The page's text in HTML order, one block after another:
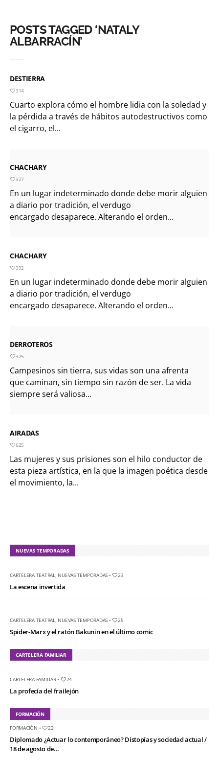
POSTS TAGGED ‘NATALY
ALBARRACÍN’
DESTIERRA
314
Cuarto explora cómo el hombre lidia con la soledad y
la pérdida a través de hábitos autodestructivos como
el cigarro, el...
CHACHARY
327
En un lugar indeterminado donde debe morir alguien
a diario por tradición, el verdugo
encargado desaparece. Alterando el orden...
CHACHARY
392
En un lugar indeterminado donde debe morir alguien
a diario por tradición, el verdugo
encargado desaparece. Alterando el orden...
DERROTEROS
325
Campesinos sin tierra, sus vidas son una afrenta
que caminan, sin tiempo sin razón de ser. La vida
siempre será valiosa...
AIRADAS
625
Las mujeres y sus prisiones son el hilo conductor de
esta pieza artística, en la que la imagen poética desde
el movimiento, la...
NUEVAS TEMPORADAS
CARTELERA TEATRAL NUEVAS TEMPORADAS • 23
La escena invertida
CARTELERA TEATRAL NUEVAS TEMPORADAS • 25
Spider-Marx y el ratón Bakunin en el último comic
CARTELERA FAMILIAR
CARTELERA FAMILIAR• 24
La profecía del frailejón
FORMACIÓN
FORMACIÓN • 22
Diplomado ¿Actuar lo contemporáneo? Distopías y sociedad actual /
18 de agosto de...